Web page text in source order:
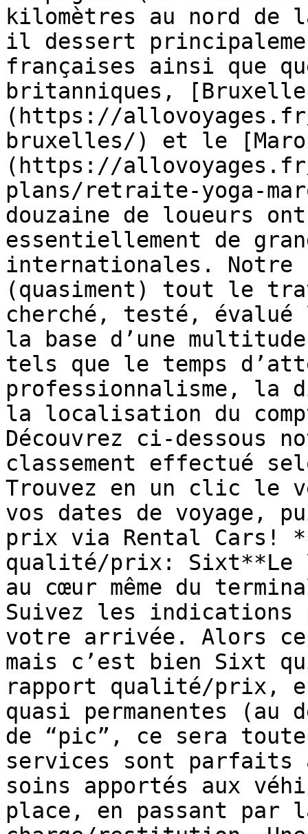
kilomètres au nord
il dessert
françaises ainsi que
britanniques,
(https://
bruxelles/) et le
(https://
plans/retraite-yoga-
douzaine de loueurs
essentiellement de
internationales.
(quasiment) tout le
cherché, testé,
la base d’une
tels que le temps
professionnalisme, la
la localisation du
Découvrez ci-dessous
classement effectué
Trouvez en un clic le
vos dates de voyage,
prix via Rental Cars!
qualité/prix: Sixt**Le
au cœur même du
Suivez les
votre arrivée. Alors
mais c’est bien Sixt
rapport qualité/prix,
quasi permanentes (au
de “pic”, ce sera
services sont parfaits
soins apportés aux
place, en passant